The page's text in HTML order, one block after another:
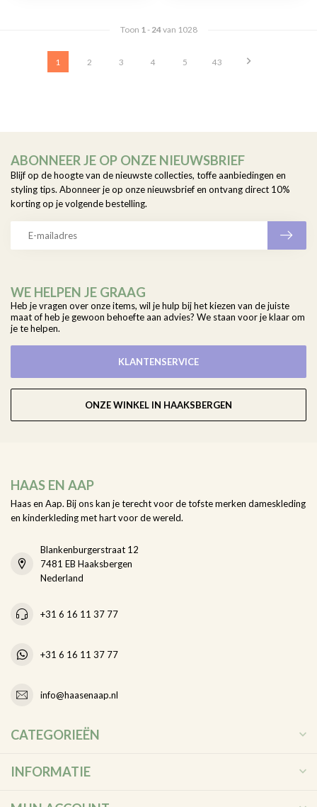
Toon 1- 24van 1028
1 2 3 4 5 43
WE HELPEN JE GRAAG
Heb je vragen over onze items, wil je hulp bij het kiezen van de juiste
maat of heb je gewoon behoefte aan advies? We staan voor je klaar om
je te helpen.
KLANTENSERVICE
ONZE WINKEL IN HAAKSBERGEN
ABONNEER JE OP ONZE NIEUWSBRIEF
Blijf op de hoogte van de nieuwste collecties, toffe aanbiedingen en
styling tips. Abonneer je op onze nieuwsbrief en ontvang direct 10%
korting op je volgende bestelling.
HAAS EN AAP
Haas en Aap. Bij ons kan je terecht voor de tofste merken dameskleding
en kinderkleding met hart voor de wereld.
Blankenburgerstraat 12
7481 EB Haaksbergen
Nederland
+31 6 16 11 37 77
+31 6 16 11 37 77
info@haasenaap.nl
CATEGORIEËN
INFORMATIE